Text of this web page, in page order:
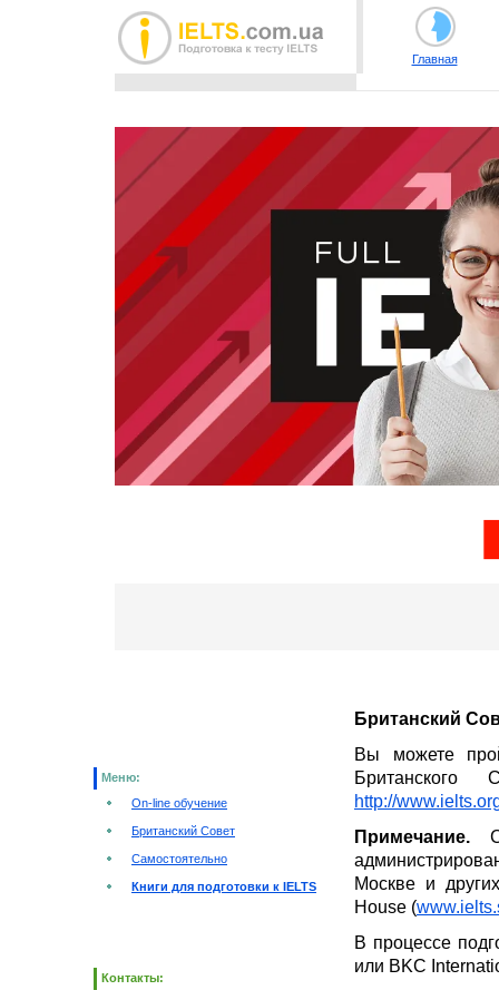
Главная
Меню:
On-line обучение
Британский Совет
Самостоятельно
Книги для подготовки к IELTS
Контакты:
Британский
Вы можете
http://
Примечание. С
Москве и
House (
В процессе
или BKC